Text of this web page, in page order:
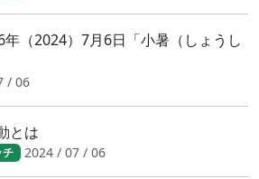
（2024）7月6日「小暑（しょうし
/ 06
とは
チ 2024 / 07 / 06